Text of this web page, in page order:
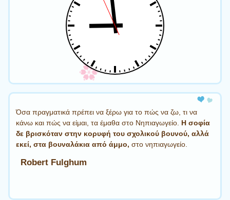
Όσα πραγματικά πρέπει να ξέρω για το πώς να ζω, τι να
κάνω και πώς να είμαι, τα έμαθα στο Νηπιαγωγείο. Η σοφία
δε βρισκόταν στην κορυφή του σχολικού βουνού, αλλά
εκεί, στα βουναλάκια από άμμο, στο νηπιαγωγείο.
Robert Fulghum